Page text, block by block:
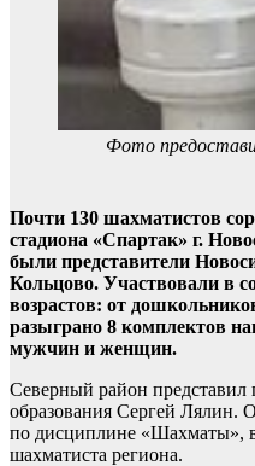
Фото
Почти 130 шахматистов
стадиона «Спартак» г.
были представители
Кольцово. Участвовали в
возрастов: от
разыграно 8 комплектов
мужчин и женщин.
Северный район представил
образования Сергей Лялин.
по дисциплине «Шахматы»,
шахматиста региона.